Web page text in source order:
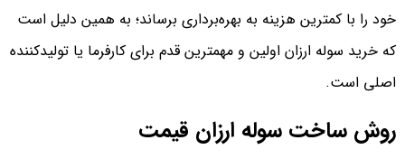
خود را با کمترین هزینه به بهره‌برداری برساند؛ به همین دلیل است
که خرید سوله ارزان اولین و مهمترین قدم برای کارفرما یا تولیدکننده
اصلی است.
روش ساخت سوله ارزان قیمت